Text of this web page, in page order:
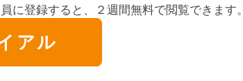
に登録すると、２週間無料で閲覧できます。
アル